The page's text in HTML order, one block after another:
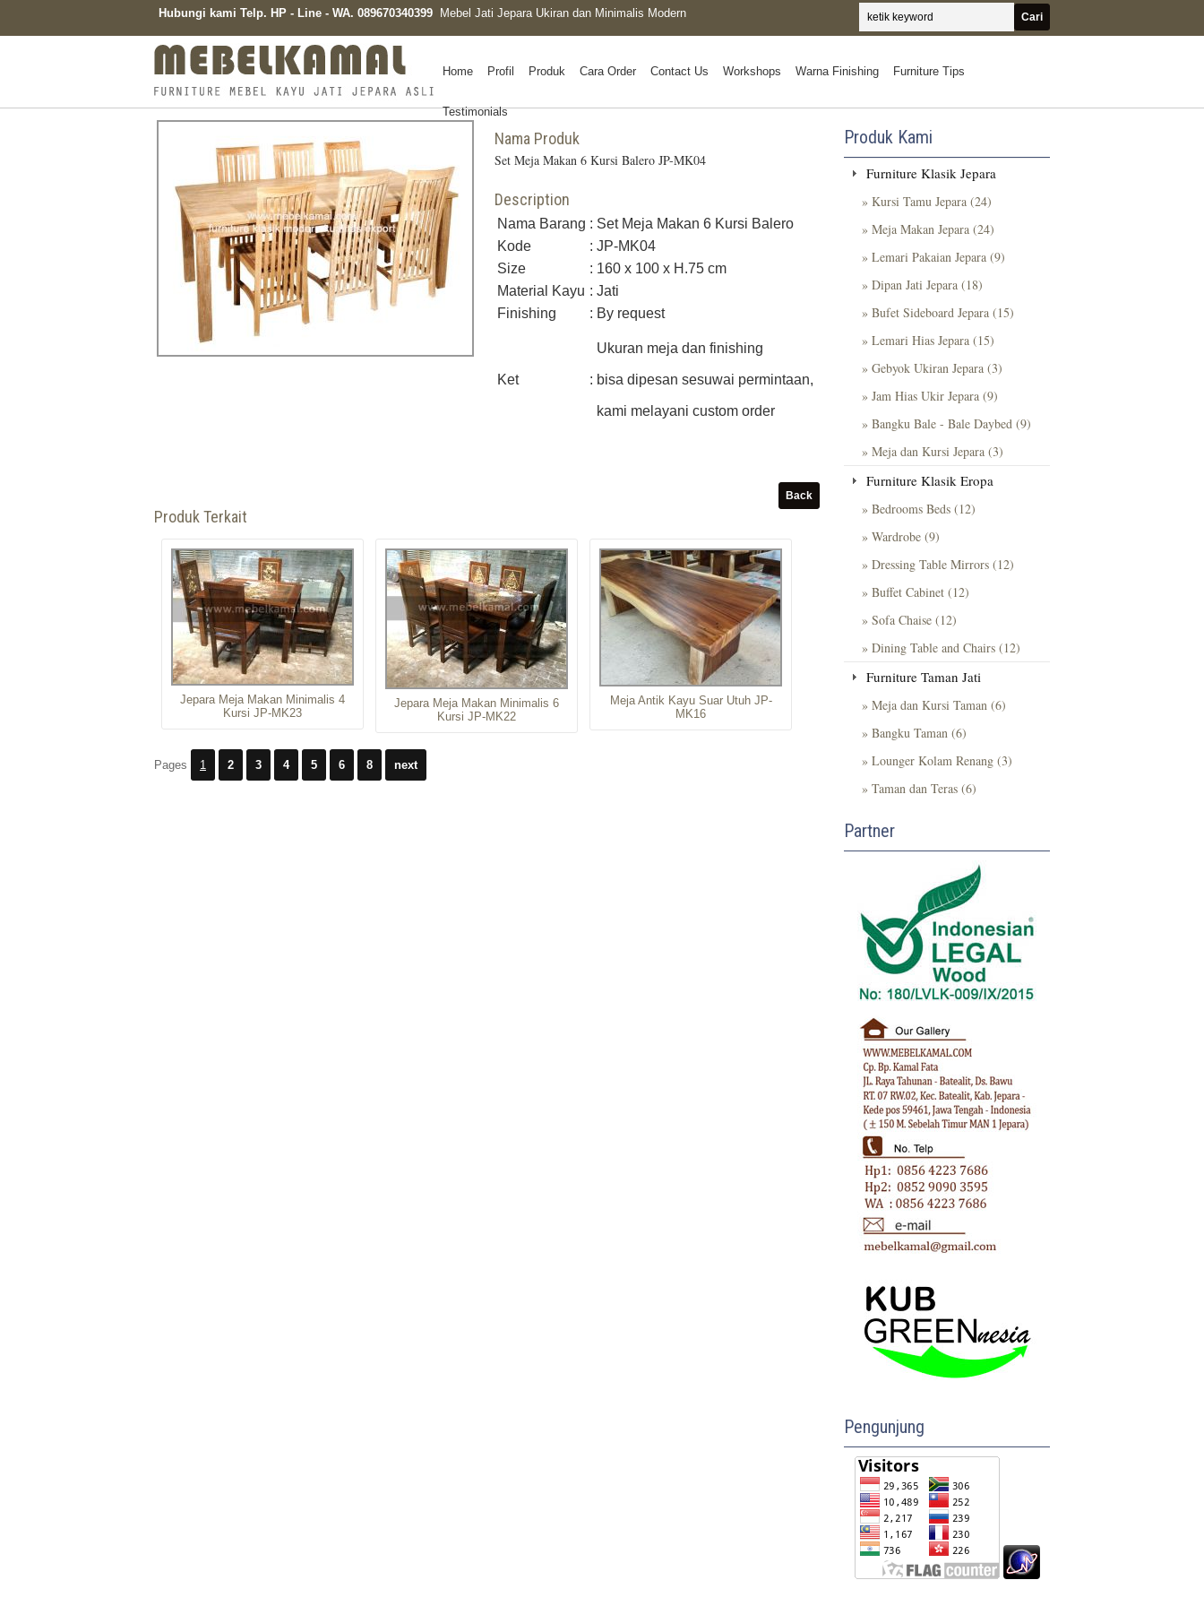
Hubungi kami Telp. HP - Line - WA. 089670340399 Mebel Jati Jepara Ukiran dan Minimalis Modern
Home Profil Produk Cara Order Contact Us Workshops Warna Finishing Furniture Tips
Testimonials
Produk Kami
Furniture Klasik Jepara
» Kursi Tamu Jepara (24)
» Meja Makan Jepara (24)
» Lemari Pakaian Jepara (9)
» Dipan Jati Jepara (18)
» Bufet Sideboard Jepara (15)
» Lemari Hias Jepara (15)
» Gebyok Ukiran Jepara (3)
» Jam Hias Ukir Jepara (9)
» Bangku Bale - Bale Daybed (9)
» Meja dan Kursi Jepara (3)
Furniture Klasik Eropa
» Bedrooms Beds (12)
» Wardrobe (9)
» Dressing Table Mirrors (12)
» Buffet Cabinet (12)
» Sofa Chaise (12)
» Dining Table and Chairs (12)
Furniture Taman Jati
» Meja dan Kursi Taman (6)
» Bangku Taman (6)
» Lounger Kolam Renang (3)
» Taman dan Teras (6)
Partner
Pengunjung
Nama Produk
Set Meja Makan 6 Kursi Balero JP-MK04
Description
Nama Barang : Set Meja Makan 6 Kursi Balero
Kode
: JP-MK04
Size
: 160 x 100 x H.75 cm
Material Kayu : Jati
Finishing
: By request
Ket :
Ukuran meja dan finishing
bisa dipesan sesuwai permintaan,
kami melayani custom order
Produk Terkait
Jepara Meja Makan Minimalis 4
Kursi JP-MK23
Jepara Meja Makan Minimalis 6
Kursi JP-MK22
Meja Antik Kayu Suar Utuh JP-
MK16
Pages 1 2 3 4 5 6 8 next